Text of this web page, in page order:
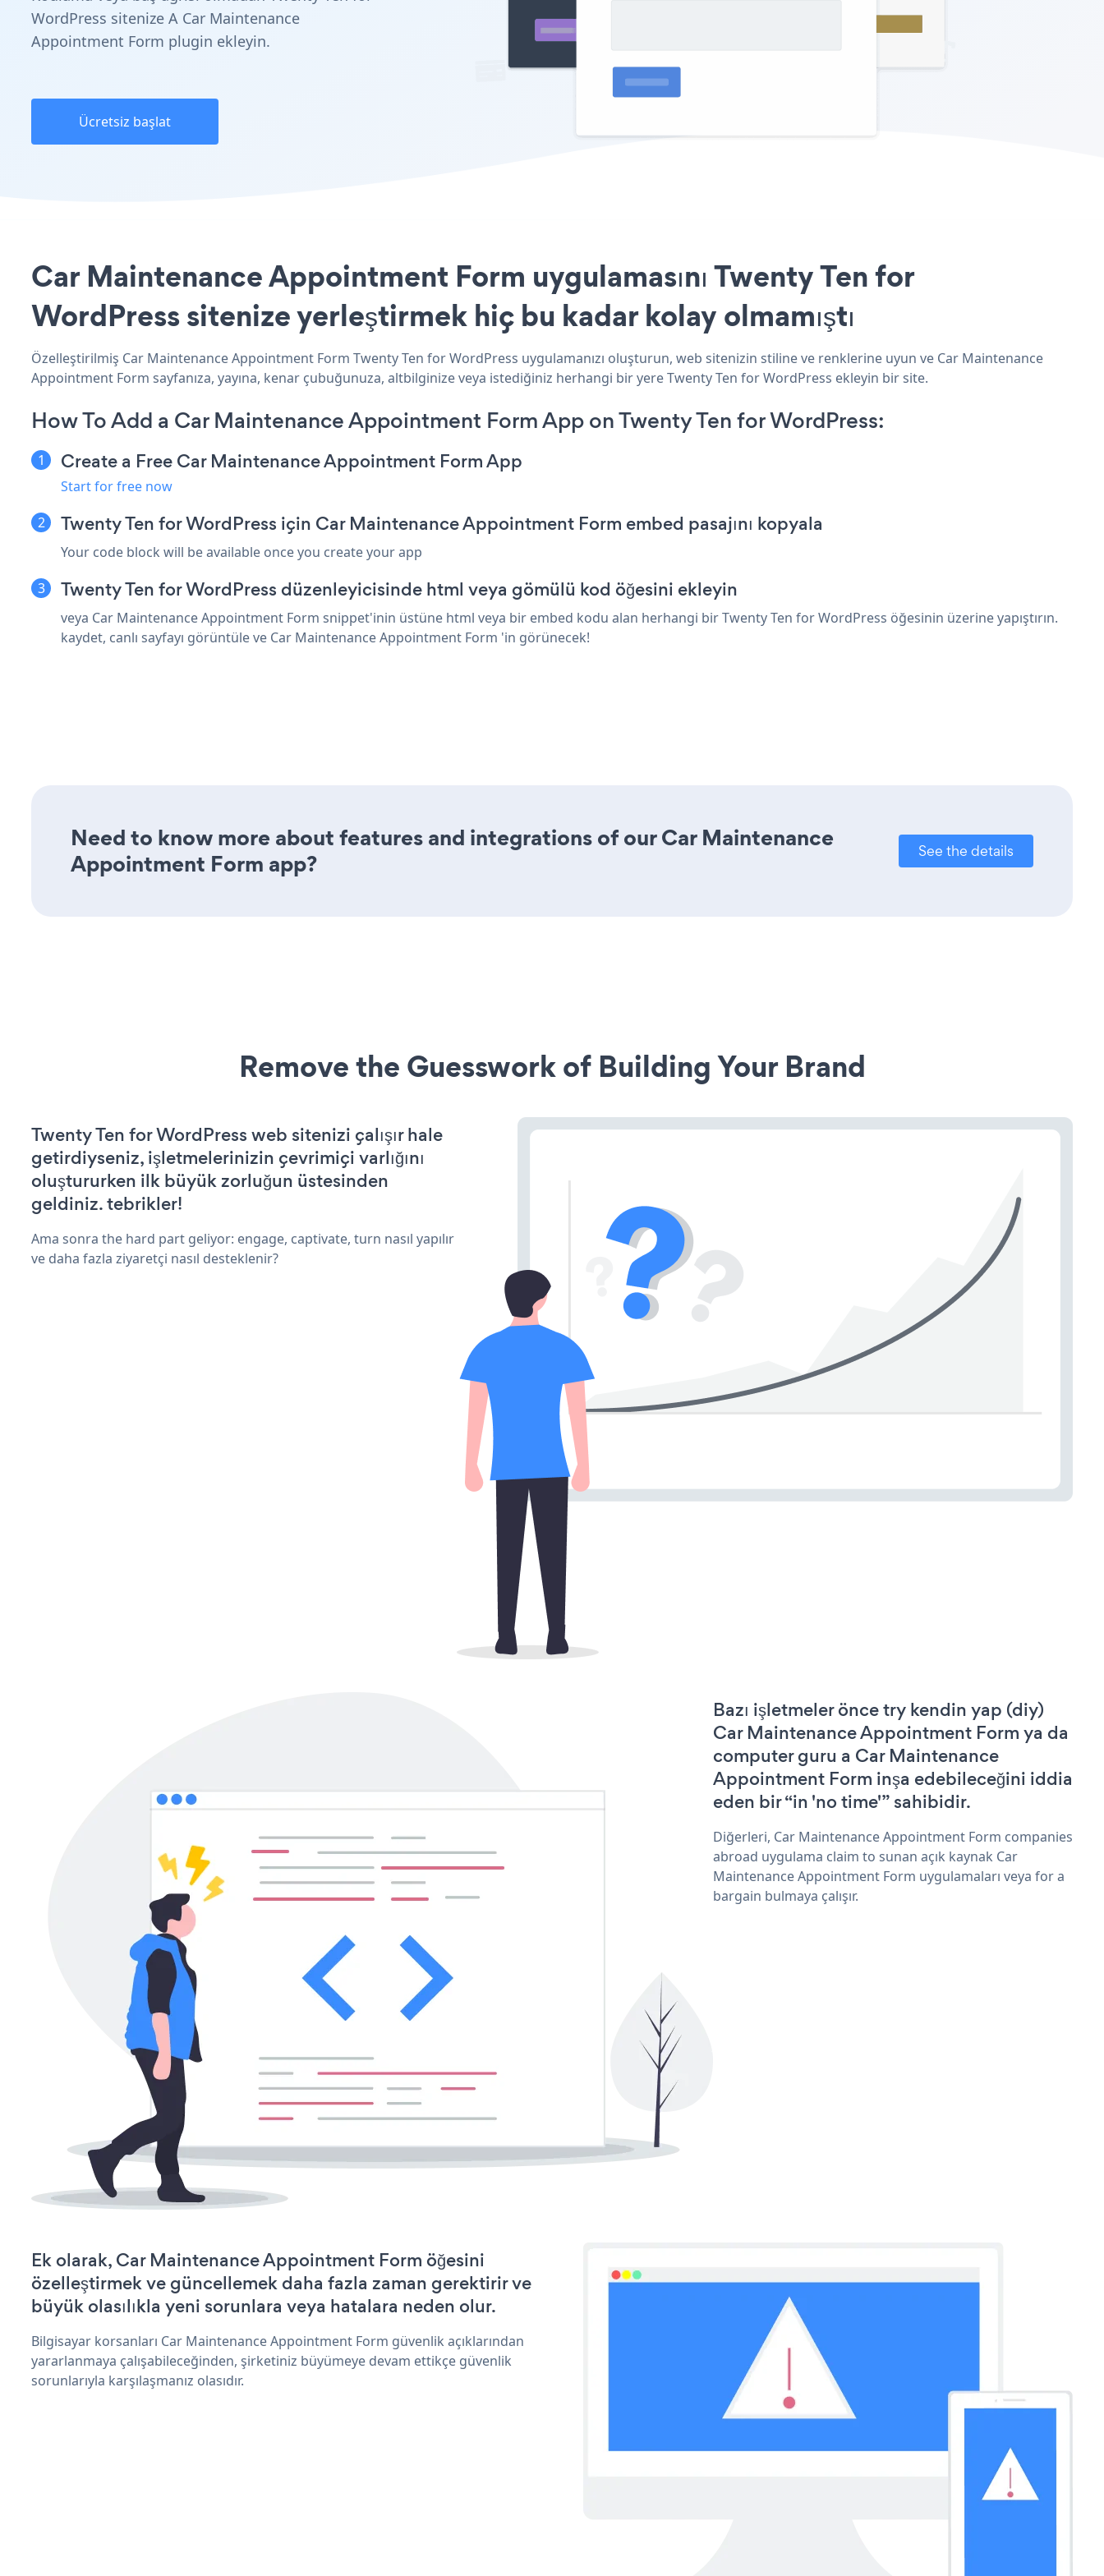
WordPress sitenize A Car Maintenance
Appointment Form plugin ekleyin.
Ücretsiz başlat
Car Maintenance Appointment Form uygulamasını Twenty Ten for
WordPress sitenize yerleştirmek hiç bu kadar kolay olmamıştı
Özelleştirilmiş Car Maintenance Appointment Form Twenty Ten for WordPress uygulamanızı oluşturun, web sitenizin stiline ve renklerine uyun ve Car Maintenance
Appointment Form sayfanıza, yayına, kenar çubuğunuza, altbilginize veya istediğiniz herhangi bir yere Twenty Ten for WordPress ekleyin bir site.
How To Add a Car Maintenance Appointment Form App on Twenty Ten for WordPress:
Create a Free Car Maintenance Appointment Form App
Start for free now
Twenty Ten for WordPress için Car Maintenance Appointment Form embed pasajını kopyala
Your code block will be available once you create your app
Twenty Ten for WordPress düzenleyicisinde html veya gömülü kod öğesini ekleyin
veya Car Maintenance Appointment Form snippet'inin üstüne html veya bir embed kodu alan herhangi bir Twenty Ten for WordPress öğesinin üzerine yapıştırın.
kaydet, canlı sayfayı görüntüle ve Car Maintenance Appointment Form 'in görünecek!
Need to know more about features and integrations of our Car Maintenance
Appointment Form app?
See the details
Remove the Guesswork of Building Your Brand
Twenty Ten for WordPress web sitenizi çalışır hale
getirdiyseniz, işletmelerinizin çevrimiçi varlığını
oluştururken ilk büyük zorluğun üstesinden
geldiniz. tebrikler!
Ama sonra the hard part geliyor: engage, captivate, turn nasıl yapılır
ve daha fazla ziyaretçi nasıl desteklenir?
Bazı işletmeler önce try kendin yap (diy)
Car Maintenance Appointment Form ya da
computer guru a Car Maintenance
Appointment Form inşa edebileceğini iddia
eden bir “in 'no time'” sahibidir.
Diğerleri, Car Maintenance Appointment Form companies
abroad uygulama claim to sunan açık kaynak Car
Maintenance Appointment Form uygulamaları veya for a
bargain bulmaya çalışır.
Ek olarak, Car Maintenance Appointment Form öğesini
özelleştirmek ve güncellemek daha fazla zaman gerektirir ve
büyük olasılıkla yeni sorunlara veya hatalara neden olur.
Bilgisayar korsanları Car Maintenance Appointment Form güvenlik açıklarından
yararlanmaya çalışabileceğinden, şirketiniz büyümeye devam ettikçe güvenlik
sorunlarıyla karşılaşmanız olasıdır.